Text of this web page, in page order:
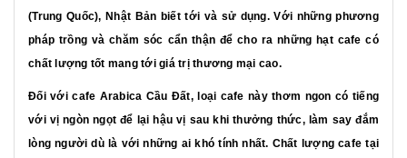
(Trung Quốc), Nhật Bản biết tới và sử dụng. Với những phương
pháp trồng và chăm sóc cẩn thận để cho ra những hạt cafe có
chất lượng tốt mang tới giá trị thương mại cao.
Đối với cafe Arabica Cầu Đất, loại cafe này thơm ngon có tiếng
với vị ngòn ngọt để lại hậu vị sau khi thưởng thức, làm say đắm
lòng người dù là với những ai khó tính nhất. Chất lượng cafe tại